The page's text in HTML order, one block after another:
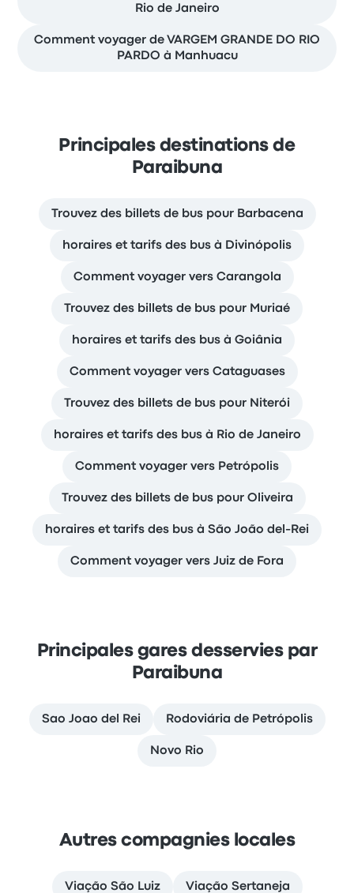
Rio de Janeiro
Comment voyager de VARGEM GRANDE DO RIO
PARDO à Manhuacu
Principales destinations de
Paraibuna
Trouvez des billets de bus pour Barbacena
horaires et tarifs des bus à Divinópolis
Comment voyager vers Carangola
Trouvez des billets de bus pour Muriaé
horaires et tarifs des bus à Goiânia
Comment voyager vers Cataguases
Trouvez des billets de bus pour Niterói
horaires et tarifs des bus à Rio de Janeiro
Comment voyager vers Petrópolis
Trouvez des billets de bus pour Oliveira
horaires et tarifs des bus à São João del-Rei
Comment voyager vers Juiz de Fora
Principales gares desservies par
Paraibuna
Sao Joao del Rei Rodoviária de Petrópolis
Novo Rio
Autres compagnies locales
Viação São Luiz Viação Sertaneja